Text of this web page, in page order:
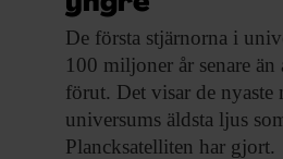
De första stjärnorna i
100 miljoner år senare
förut. Det visar de nyaste
universums äldsta ljus
Plancksatelliten har gjort.